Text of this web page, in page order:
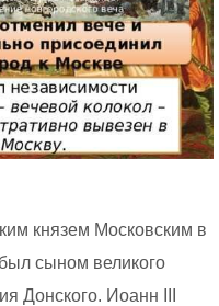
князем Московским в
сыном великого
Донского. Иоанн III